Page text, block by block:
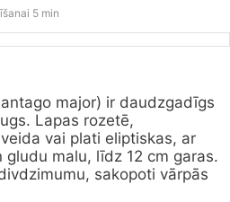
5 min
major) ir daudzgadīgs
Lapas rozetē,
vai plati eliptiskas, ar
malu, līdz 12 cm garas.
sakopoti vārpās